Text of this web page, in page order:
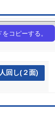
9LJ9g0-f5kVVf
コピーする。
回し(２面)